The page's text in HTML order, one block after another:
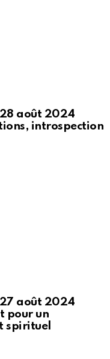
août 2024
introspection
août 2024
pour un
spirituel